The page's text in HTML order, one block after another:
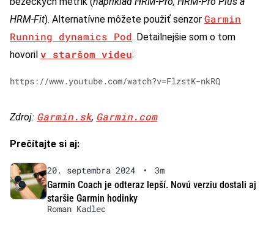
HRM-Fit). Alternatívne môžete použiť senzor Garmin
Running dynamics Pod. Detailnejšie som o tom
hovoril v staršom videu:
https://www.youtube.com/watch?v=FlzstK-nkRQ
Zdroj: Garmin.sk, Garmin.com
Prečítajte si aj:
20. septembra 2024 •
3m
Garmin Coach je odteraz lepší. Novú verziu dostali aj
staršie Garmin hodinky
Roman Kadlec